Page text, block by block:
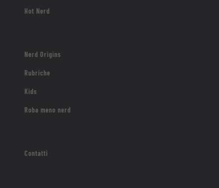
Hot Nerd
Nerd Origins
Rubriche
Kids
Roba meno nerd
Contatti